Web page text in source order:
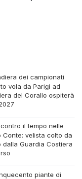
dei campionati
vola da Parigi ad
del Corallo ospiterà
il tempo nelle
Conte: velista colto da
dalla Guardia Costiera
piante di